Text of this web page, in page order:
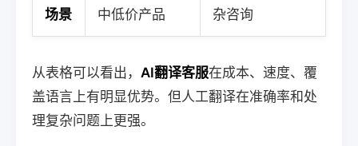
场景
中低价产品
杂咨询
从表格可以看出， AI翻译客服在成本、速度、覆
盖语言上有明显优势。但人工翻译在准确率和处
理复杂问题上更强。